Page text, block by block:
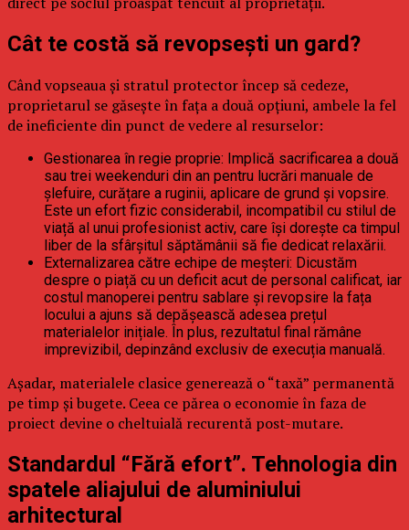
Cât te costă să revopsești un gard?
Când vopseaua și stratul protector încep să cedeze,
proprietarul se găsește în fața a două opțiuni, ambele la fel
de ineficiente din punct de vedere al resurselor:
Gestionarea în regie proprie: Implică sacrificarea a două
sau trei weekenduri din an pentru lucrări manuale de
șlefuire, curățare a ruginii, aplicare de grund și vopsire.
Este un efort fizic considerabil, incompatibil cu stilul de
viață al unui profesionist activ, care își dorește ca timpul
liber de la sfârșitul săptămânii să fie dedicat relaxării.
Externalizarea către echipe de meșteri: Dicustăm
despre o piață cu un deficit acut de personal calificat, iar
costul manoperei pentru sablare și revopsire la fața
locului a ajuns să depășească adesea prețul
materialelor inițiale. În plus, rezultatul final rămâne
imprevizibil, depinzând exclusiv de execuția manuală.
Așadar, materialele clasice generează o “taxă” permanentă
pe timp și bugete. Ceea ce părea o economie în faza de
proiect devine o cheltuială recurentă post-mutare.
Standardul “Fără efort”. Tehnologia din
spatele aliajului de aluminiului
arhitectural